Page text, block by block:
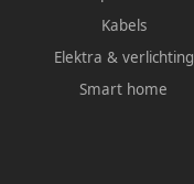
Kabels
Elektra & verlichting
Smart home